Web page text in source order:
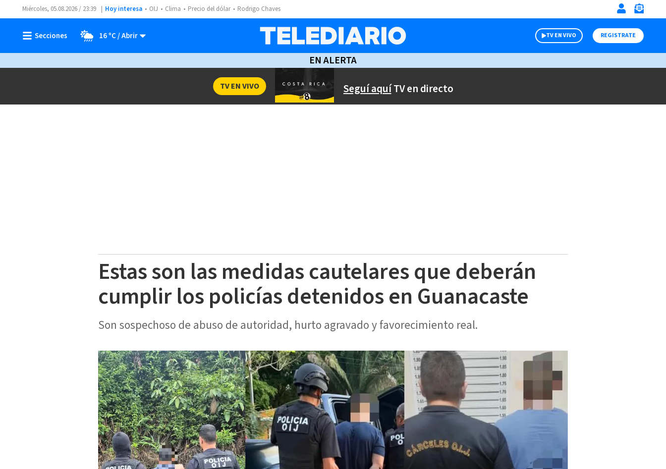
Miércoles, 05.08.2026 / 23:39 Hoy interesa OIJ Clima Precio del dólar Rodrigo Chaves
16 ºC TV EN VIVO REGISTRATE
EN ALERTA
Seguí aquíTV en directo
TV EN VIVO
Estas son las medidas cautelares que deberán
cumplir los policías detenidos en Guanacaste
Son sospechoso de abuso de autoridad, hurto agravado y favorecimiento real.